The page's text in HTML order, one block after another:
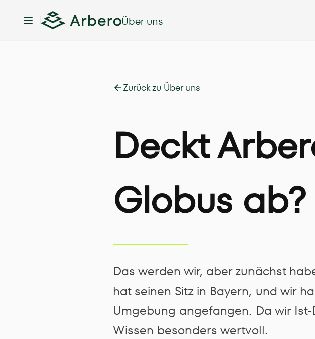
Toggle Sidebar Über uns
Zurück zu Über uns
Deckt
Globus ab?
Das werden wir, aber zunächst
hat seinen Sitz in Bayern, und wir
Umgebung angefangen. Da wir
Wissen besonders wertvoll.